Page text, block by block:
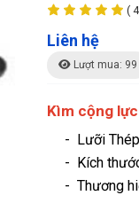
(
Liên hệ
Lượt mua: 99
Kìm cộng
- Lưỡi Thép
- Kích
- Thương